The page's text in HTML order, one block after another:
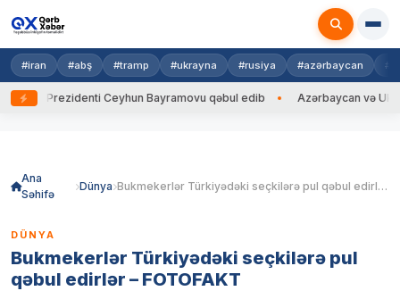
#iran #abş #tramp #ukrayna #rusiya #azərbaycan
Prezidenti Ceyhun Bayramovu qəbul edib Azərbaycan və
Ana
Səhifə
Dünya Bukmekerlər Türkiyədəki seçkilərə pul qəbul edirlər – FOTOFAKT
DÜNYA
Bukmekerlər Türkiyədəki seçkilərə pul
qəbul edirlər – FOTOFAKT